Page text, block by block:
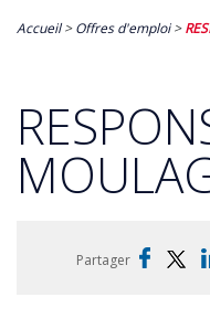
Accueil>Offres d'emploi>
Partager